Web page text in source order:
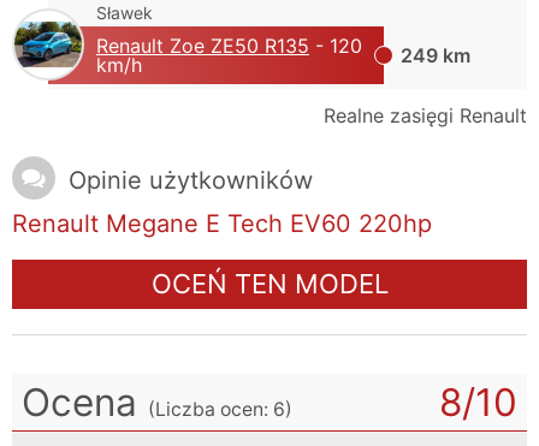
Sławek
Renault Zoe ZE50 R135 - 120
km/h
249 km
Realne zasięgi Renault
Opinie użytkowników
Renault Megane E Tech EV60 220hp
OCEŃ TEN MODEL
Ocena (Liczba ocen: 6) 8/10